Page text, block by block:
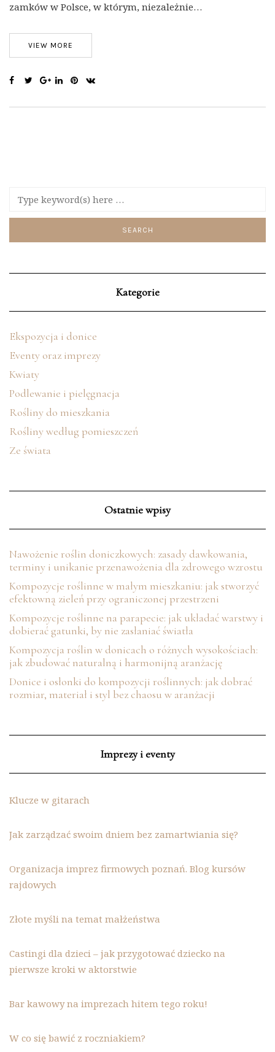
zamków w Polsce, w którym, niezależnie…
VIEW MORE
Kategorie
Ekspozycja i donice
Eventy oraz imprezy
Kwiaty
Podlewanie i pielęgnacja
Rośliny do mieszkania
Rośliny według pomieszczeń
Ze świata
Ostatnie wpisy
Nawożenie roślin doniczkowych: zasady dawkowania,
terminy i unikanie przenawożenia dla zdrowego wzrostu
Kompozycje roślinne w małym mieszkaniu: jak stworzyć
efektowną zieleń przy ograniczonej przestrzeni
Kompozycje roślinne na parapecie: jak układać warstwy i
dobierać gatunki, by nie zasłaniać światła
Kompozycja roślin w donicach o różnych wysokościach:
jak zbudować naturalną i harmonijną aranżację
Donice i osłonki do kompozycji roślinnych: jak dobrać
rozmiar, materiał i styl bez chaosu w aranżacji
Imprezy i eventy
Klucze w gitarach
Jak zarządzać swoim dniem bez zamartwiania się?
Organizacja imprez firmowych poznań. Blog kursów
rajdowych
Złote myśli na temat małżeństwa
Castingi dla dzieci – jak przygotować dziecko na
pierwsze kroki w aktorstwie
Bar kawowy na imprezach hitem tego roku!
W co się bawić z roczniakiem?